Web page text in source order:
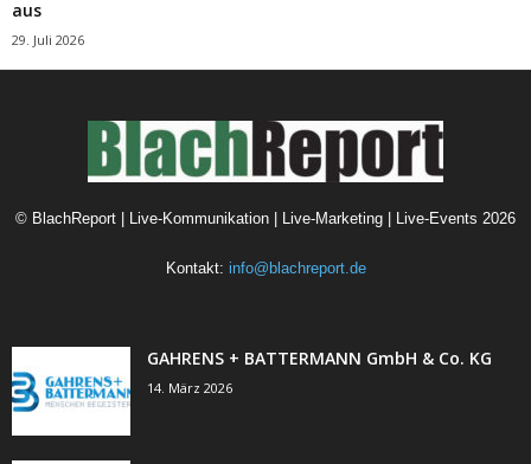
aus
29. Juli 2026
© BlachReport | Live-Kommunikation | Live-Marketing | Live-Events 2026
Kontakt: info@blachreport.de
GAHRENS + BATTERMANN GmbH & Co. KG
14. März 2026